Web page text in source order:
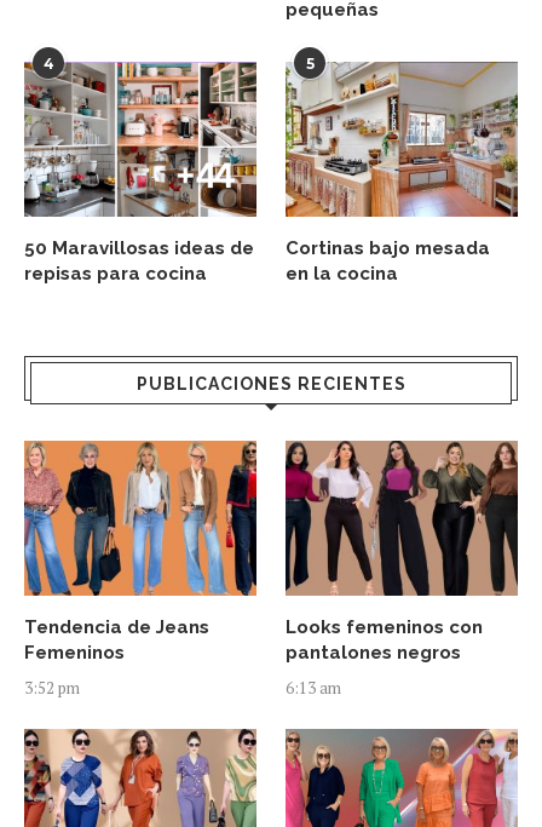
pequeñas
4
50 Maravillosas ideas de
repisas para cocina
5
Cortinas bajo mesada
en la cocina
PUBLICACIONES RECIENTES
Tendencia de Jeans
Femeninos
3:52 pm
Looks femeninos con
pantalones negros
6:13 am